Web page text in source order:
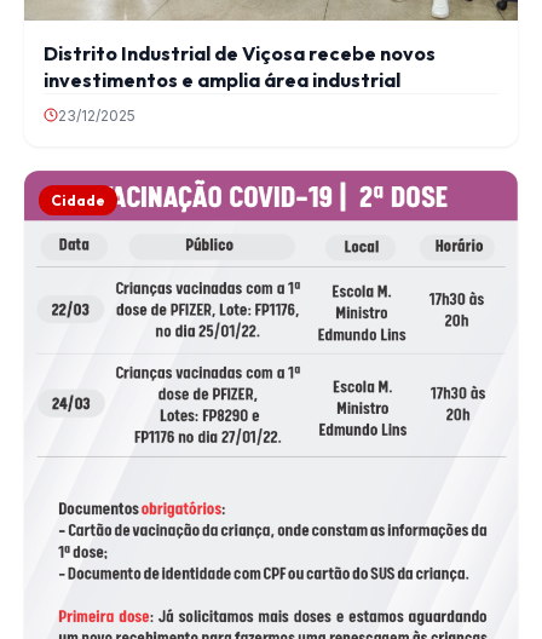
Distrito Industrial de Viçosa recebe novos
investimentos e amplia área industrial
23/12/2025
Cidade